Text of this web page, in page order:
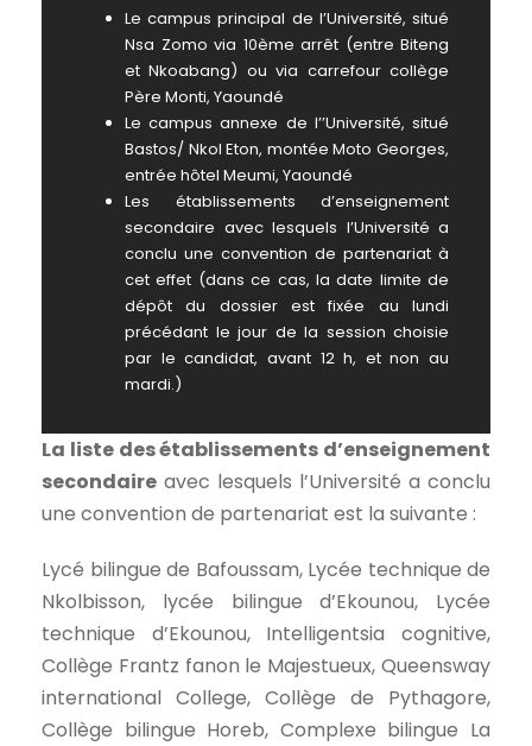
Le campus principal de l’Université, situé
Nsa Zomo via 10ème arrêt (entre Biteng
et Nkoabang) ou via carrefour collège
Père Monti, Yaoundé
Le campus annexe de l’’Université, situé
Bastos/ Nkol Eton, montée Moto Georges,
entrée hôtel Meumi, Yaoundé
Les établissements d’enseignement
secondaire avec lesquels l’Université a
conclu une convention de partenariat à
cet effet (dans ce cas, la date limite de
dépôt du dossier est fixée au lundi
précédant le jour de la session choisie
par le candidat, avant 12 h, et non au
mardi.)
La liste des établissements d’enseignement
secondaire avec lesquels l’Université a conclu
une convention de partenariat est la suivante :
Lycé bilingue de Bafoussam, Lycée technique de
Nkolbisson, lycée bilingue d’Ekounou, Lycée
technique d’Ekounou, Intelligentsia cognitive,
Collège Frantz fanon le Majestueux, Queensway
international College, Collège de Pythagore,
Collège bilingue Horeb, Complexe bilingue La